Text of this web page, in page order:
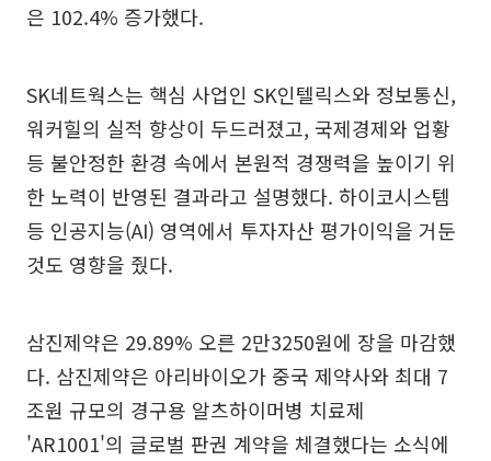
은 102.4% 증가했다.
SK네트웍스는 핵심 사업인 SK인텔릭스와 정보통신,
워커힐의 실적 향상이 두드러졌고, 국제경제와 업황
등 불안정한 환경 속에서 본원적 경쟁력을 높이기 위
한 노력이 반영된 결과라고 설명했다. 하이코시스템
등 인공지능(AI) 영역에서 투자자산 평가이익을 거둔
것도 영향을 줬다.
삼진제약은 29.89% 오른 2만3250원에 장을 마감했
다. 삼진제약은 아리바이오가 중국 제약사와 최대 7
조원 규모의 경구용 알츠하이머병 치료제
'AR1001'의 글로벌 판권 계약을 체결했다는 소식에